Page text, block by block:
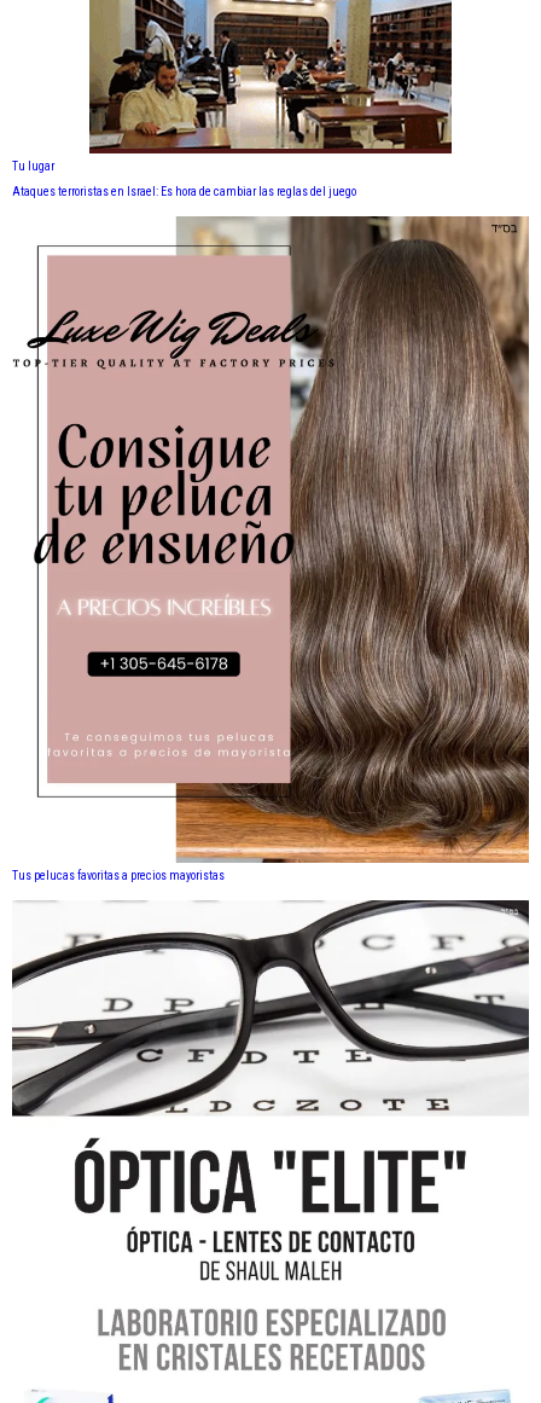
Tu lugar
Ataques terroristas en Israel: Es hora de cambiar las reglas del juego
Tus pelucas favoritas a precios mayoristas